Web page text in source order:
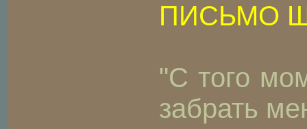
ПИСЬМО
"С того
забрать